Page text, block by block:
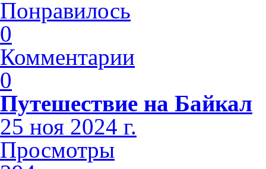
Понравилось
0
Комментарии
0
Путешествие на Байкал
25 ноя 2024 г.
Просмотры